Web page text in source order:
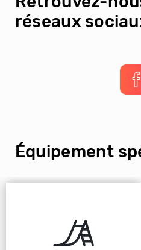
Équipement
réseaux